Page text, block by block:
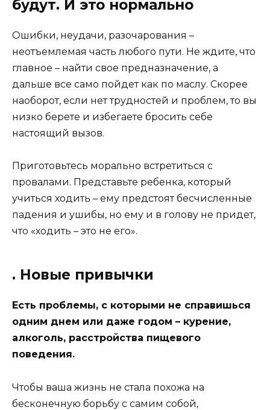
будут. И это нормально
Ошибки, неудачи, разочарования –
неотъемлемая часть любого пути. Не ждите, что
главное – найти свое предназначение, а
дальше все само пойдет как по маслу. Скорее
наоборот, если нет трудностей и проблем, то вы
низко берете и избегаете бросить себе
настоящий вызов.
Приготовьтесь морально встретиться с
провалами. Представьте ребенка, который
учиться ходить – ему предстоят бесчисленные
падения и ушибы, но ему и в голову не придет,
что «ходить – это не его».
. Новые привычки
Есть проблемы, с которыми не справишься
одним днем или даже годом – курение,
алкоголь, расстройства пищевого
поведения.
Чтобы ваша жизнь не стала похожа на
бесконечную борьбу с самим собой,